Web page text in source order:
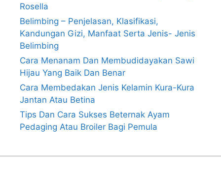
Rosella
Belimbing – Penjelasan, Klasifikasi,
Kandungan Gizi, Manfaat Serta Jenis- Jenis
Belimbing
Cara Menanam Dan Membudidayakan Sawi
Hijau Yang Baik Dan Benar
Cara Membedakan Jenis Kelamin Kura-Kura
Jantan Atau Betina
Tips Dan Cara Sukses Beternak Ayam
Pedaging Atau Broiler Bagi Pemula